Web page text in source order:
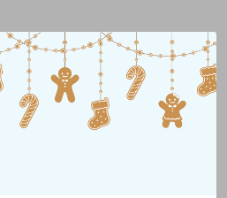
verhalen al
is van eenzaamheid
met een